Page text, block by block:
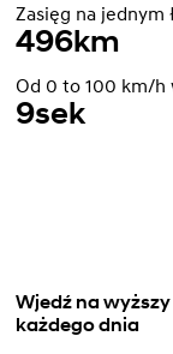
Zasięg na jednym
496km
Od 0 to 100 km/h
9sek
Wjedź na
każdego dnia